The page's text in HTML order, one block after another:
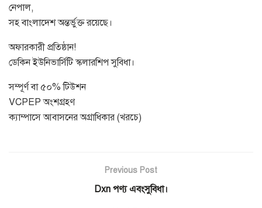
নেপাল,
সহ বাংলাদেশ অন্তর্ভুক্ত রয়েছে।
অফারকারী প্রতিষ্ঠান!
ডেকিন ইউনিভার্সিটি স্কলারশিপ সুবিধা।
সম্পূর্ণ বা ৫০% টিউশন
VCPEP অংশগ্রহণ
ক্যাম্পাসে আবাসনের অগ্রাধিকার (খরচে)
Previous Post
Dxn পণ্য এবংসুবিধা।